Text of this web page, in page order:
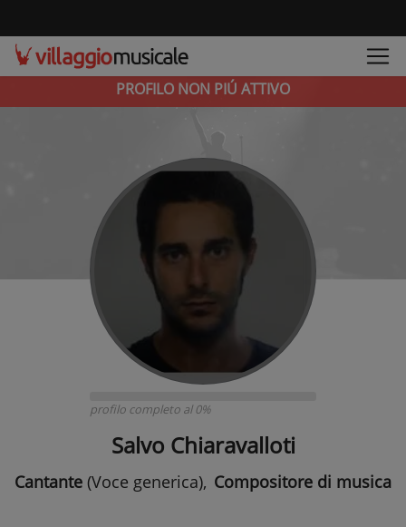
PROFILO NON PIÚ ATTIVO
profilo completo al 0%
Salvo Chiaravalloti
Cantante (Voce generica), Compositore di musica